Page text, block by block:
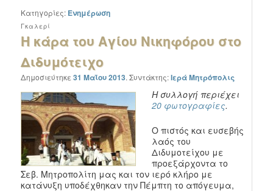
Κατηγορίες: Ενημέρωση
Η κάρα του Αγίου Νικηφόρου στο
Διδυμότειχο
Γκαλερί
Δημοσιεύτηκε31 Μαΐου 2013.Συντάκτης:Ιερά Μητρόπολις
Η συλλογή περιέχει
20 φωτογραφίες.
Ο πιστός και ευσεβής
λαός του
Διδυμοτείχου με
προεξάρχοντα το
Σεβ. Μητροπολίτη μας και τον ιερό κλήρο με
κατάνυξη υποδέχθηκαν την Πέμπτη το απόγευμα,